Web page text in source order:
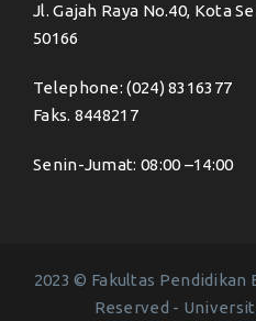
Jl. Gajah Raya No.40, Kota
50166
Telephone: (024) 8316377
Faks. 8448217
Senin-Jumat: 08:00 –14:00
2023 © Fakultas Pendidikan
Reserved -